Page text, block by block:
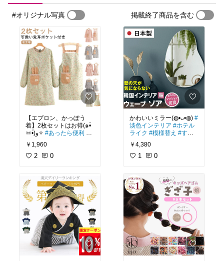
#オリジナル写真 掲載終了商品を含む
【エプロン、かっぽう
着】2枚セットはお得(๑•̀
ㅂ•́)و✧ #あったら便利 #
キッチンの相棒
ン #かっぽう着
￥1,960
2 0
かわいいミラー(⁠◍⁠•⁠ᴗ⁠•⁠◍⁠) #
淡色インテリア #ホテル
ライク #模様替え #すっ
きり収納
￥4,380
1 0